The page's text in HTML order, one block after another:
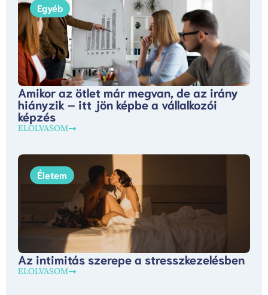
Egyéb
Amikor az ötlet már megvan, de az irány
hiányzik – itt jön képbe a vállalkozói
képzés
ELOLVASOM
Életem
Az intimitás szerepe a stresszkezelésben
ELOLVASOM